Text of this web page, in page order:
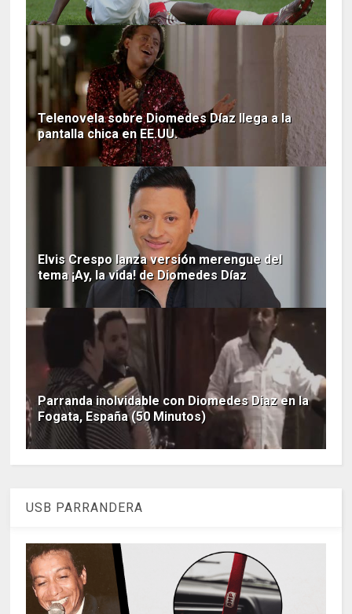
Telenovela sobre Diomedes Díaz llega a la
pantalla chica en EE.UU.
Elvis Crespo lanza versión merengue del
tema ¡Ay, la vida! de Diomedes Díaz
Parranda inolvidable con Diomedes Diaz en la
Fogata, España (50 Minutos)
USB PARRANDERA